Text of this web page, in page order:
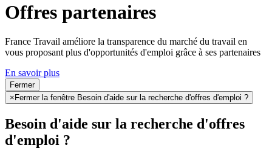
Offres partenaires
France Travail améliore la transparence du marché du travail en
vous proposant plus d'opportunités d'emploi grâce à ses partenaires
En savoir plus
Fermer
× Fermer la fenêtre Besoin d'aide sur la recherche d'offres d'emploi ?
Besoin d'aide sur la recherche d'offres
d'emploi ?